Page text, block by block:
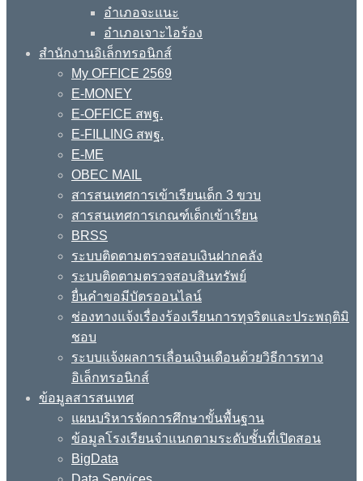
อำเภอจะแนะ
อำเภอเจาะไอร้อง
สำนักงานอิเล็กทรอนิกส์
My OFFICE 2569
E-MONEY
E-OFFICE สพฐ.
E-FILLING สพฐ.
E-ME
OBEC MAIL
สารสนเทศการเข้าเรียนเด็ก 3 ขวบ
สารสนเทศการเกณฑ์เด็กเข้าเรียน
BRSS
ระบบติดตามตรวจสอบเงินฝากคลัง
ระบบติดตามตรวจสอบสินทรัพย์
ยื่นคำขอมีบัตรออนไลน์
ช่องทางแจ้งเรื่องร้องเรียนการทุจริตและประพฤติมิ
ชอบ
ระบบแจ้งผลการเลื่อนเงินเดือนด้วยวิธีการทาง
อิเล็กทรอนิกส์
ข้อมูลสารสนเทศ
แผนบริหารจัดการศึกษาขั้นพื้นฐาน
ข้อมูลโรงเรียนจำแนกตามระดับชั้นที่เปิดสอน
BigData